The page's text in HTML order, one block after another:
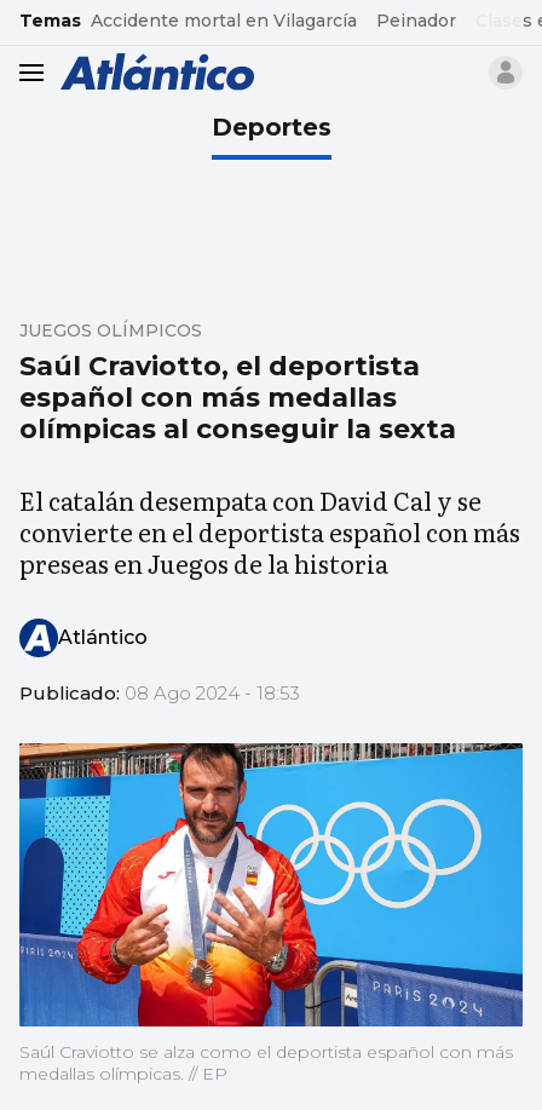
common.go-to-content
Temas Accidente mortal en Vilagarcía Peinador
header.menu.open
Deportes
Saúl Craviotto, el deportista
español con más medallas
olímpicas al conseguir la sexta
JUEGOS OLÍMPICOS
El catalán desempata con David Cal y se
convierte en el deportista español con más
preseas en Juegos de la historia
Atlántico
Publicado: 08 Ago 2024 - 18:53
Saúl Craviotto se alza como el deportista español con más
medallas olímpicas. // EP